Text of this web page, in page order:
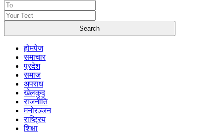
होमपेज
समाचार
प्रदेश
समाज
अपराध
खेलकुद
राजनीति
मनोरञ्जन
राष्ट्रिय
शिक्षा